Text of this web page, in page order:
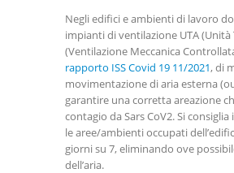
Negli edifici e ambienti di lavoro
impianti di ventilazione UTA
(Ventilazione Meccanica
rapporto ISS Covid 19 11/2021, di
movimentazione di aria esterna
garantire una corretta areazione
contagio da Sars CoV2. Si
le aree/ambienti occupati
giorni su 7, eliminando ove
dell’aria.